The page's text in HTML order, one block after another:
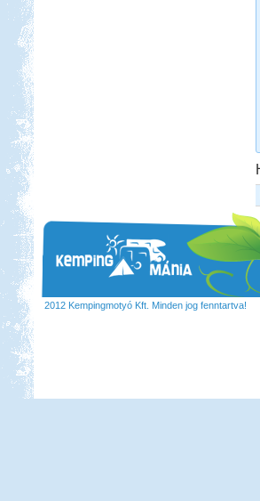
2012 Kempingmotyó Kft. Minden jog fenntartva!